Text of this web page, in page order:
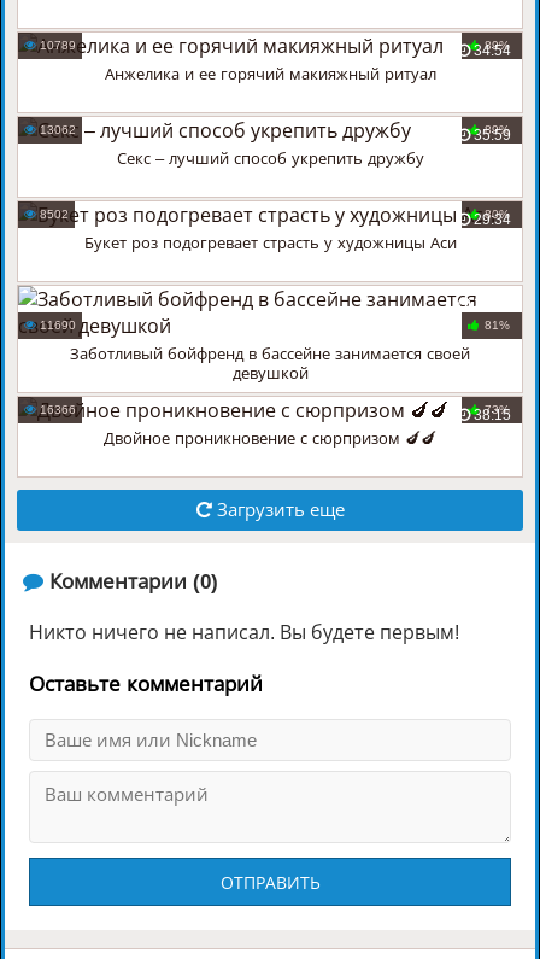
10789 89%
Анжелика и ее горячий макияжный ритуал
34:54
13062 89%
Секс – лучший способ укрепить дружбу
35:59
8502 80%
Букет роз подогревает страсть у художницы Аси
29:34
11690 81%
Заботливый бойфренд в бассейне занимается своей
девушкой
25:07
16366 73%
Двойное проникновение с сюрпризом 🍆🍆
38:15
Загрузить еще
️ Комментарии (0)
Никто ничего не написал. Вы будете первым!
Оставьте комментарий
ОТПРАВИТЬ